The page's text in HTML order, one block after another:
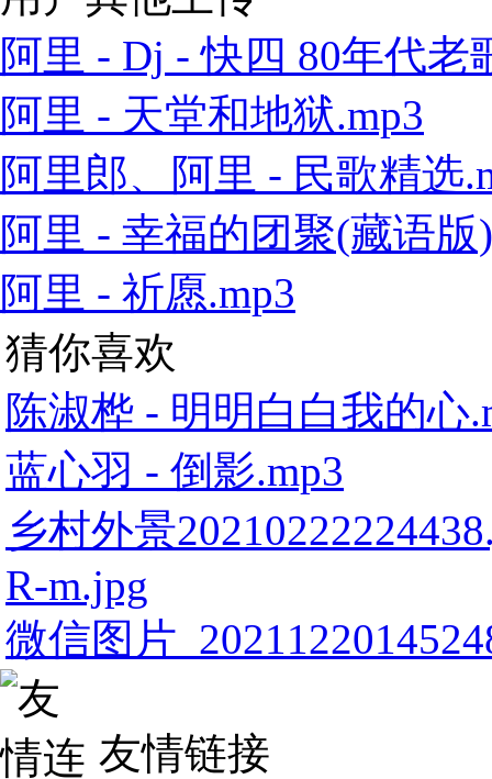
阿里 - Dj - 快四 80年代老
阿里 - 天堂和地狱.mp3
阿里郎、阿里 - 民歌精选
阿里 - 幸福的团聚(藏语版
阿里 - 祈愿.mp3
猜你喜欢
陈淑桦 - 明明白白我的心
蓝心羽 - 倒影.mp3
乡村外景
R-m.jpg
微信图片
友情链接